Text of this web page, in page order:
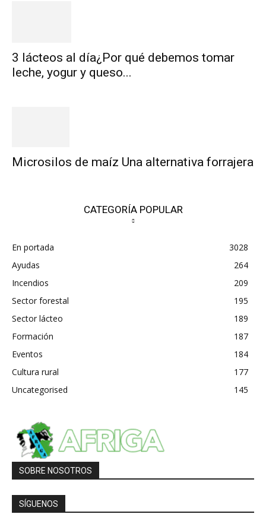
3 lácteos al día¿Por qué debemos tomar
leche, yogur y queso...
Microsilos de maíz Una alternativa forrajera
CATEGORÍA POPULAR
En portada
3028
Ayudas
264
Incendios
209
Sector forestal
195
Sector lácteo
189
Formación
187
Eventos
184
Cultura rural
177
Uncategorised
145
SOBRE NOSOTROS
SÍGUENOS